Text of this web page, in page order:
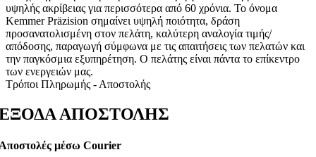
υψηλής ακρίβειας για περισσότερα από 60 χρόνια. Το όνομα
Kemmer Präzision σημαίνει υψηλή ποιότητα, δράση
προσανατολισμένη στον πελάτη, καλύτερη αναλογία τιμής/
απόδοσης, παραγωγή σύμφωνα με τις απαιτήσεις των πελατών και
την παγκόσμια εξυπηρέτηση. Ο πελάτης είναι πάντα το επίκεντρο
των ενεργειών μας.
Τρόποι Πληρωμής - Αποστολής
ΑΠΟΣΤΟΛΗΣ
μέσω Courier